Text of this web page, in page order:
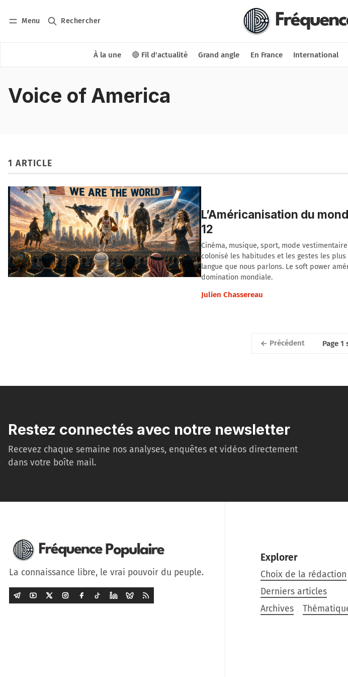
Menu Rechercher
À la une 🔴 Fil d'actualité Grand angle En France International
Nous
Voice of America
1 ARTICLE
L’Américanisation du
12
Cinéma, musique, sport, mode
colonisé les habitudes et les gestes les
langue que nous parlons. Le soft power
domination mondiale.
Julien Chassereau
Précédent Page 1
Restez connectés avec notre newsletter
Recevez chaque semaine nos analyses, enquêtes et vidéos directement
dans votre boîte mail.
La connaissance libre, le vrai pouvoir du peuple.
Explorer
Choix de la rédaction
Derniers articles
Archives